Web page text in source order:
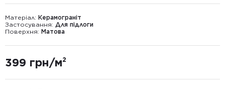
Матеріал: Керамограніт
Застосування: Для підлоги
Поверхня: Матова
399 грн/м²